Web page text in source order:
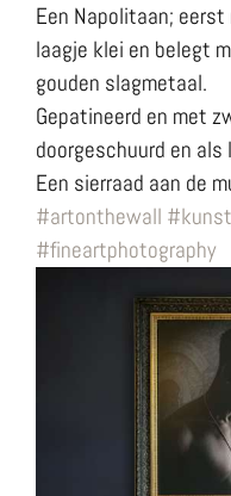
Een Napolitaan;
laagje klei en belegt
gouden slagmetaal.
Gepatineerd en met
doorgeschuurd en
Een sierraad aan de
#artonthewall
#fineartphotography